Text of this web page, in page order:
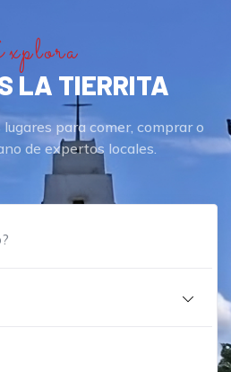
LA TIERRITA
para comer, comprar o
de expertos locales.